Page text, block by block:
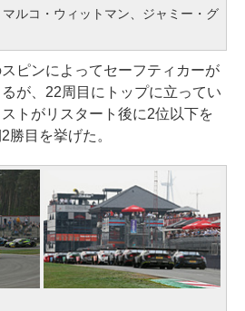
ルコ・ウィットマン、ジャミー・グ
ピンによってセーフティカーが
が、22周目にトップに立ってい
トがリスタート後に2位以下を
勝目を挙げた。